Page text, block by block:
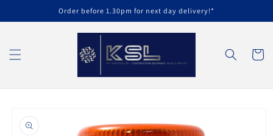
directamente
al contenido
Order before 1.30pm for next day delivery!*
Carrito
a la
información